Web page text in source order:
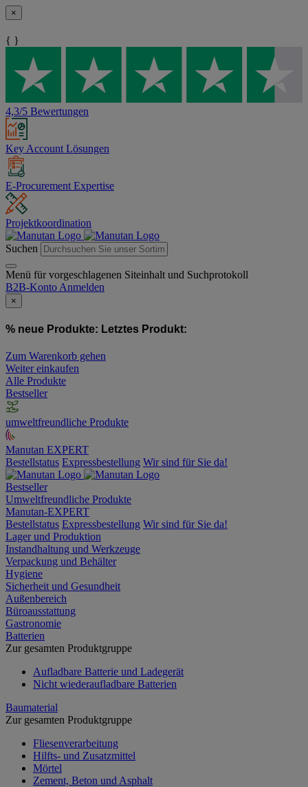
×
{ }
4,3/5 Bewertungen
Key Account Lösungen
E-Procurement Expertise
Projektkoordination
Suchen
Menü für vorgeschlagenen Siteinhalt und Suchprotokoll
B2B-Konto Anmelden
×
% neue Produkte: Letztes Produkt:
Zum Warenkorb gehen
Weiter einkaufen
Alle Produkte
Bestseller
umweltfreundliche Produkte
Manutan EXPERT
Bestellstatus Expressbestellung Wir sind für Sie da!
Bestseller
Umweltfreundliche Produkte
Manutan-EXPERT
Bestellstatus Expressbestellung Wir sind für Sie da!
Lager und Produktion
Instandhaltung und Werkzeuge
Verpackung und Behälter
Hygiene
Sicherheit und Gesundheit
Außenbereich
Büroausstattung
Gastronomie
Batterien
Zur gesamten Produktgruppe
Aufladbare Batterie und Ladegerät
Nicht wiederaufladbare Batterien
Baumaterial
Zur gesamten Produktgruppe
Fliesenverarbeitung
Hilfts- und Zusatzmittel
Mörtel
Zement, Beton und Asphalt